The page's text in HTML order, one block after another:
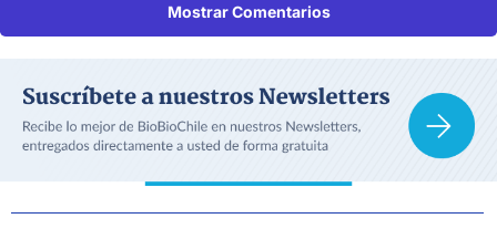
Mostrar Comentarios